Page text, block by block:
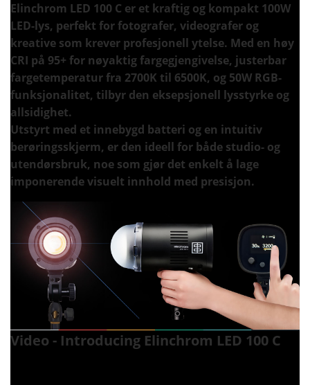
Elinchrom LED 100 C er et kraftig og kompakt 100W
LED-lys, perfekt for fotografer, videografer og
kreative som krever profesjonell ytelse. Med en høy
CRI på 95+ for nøyaktig fargegjengivelse, justerbar
fargetemperatur fra 2700K til 6500K, og 50W RGB-
funksjonalitet, tilbyr den eksepsjonell lysstyrke og
allsidighet.
Utstyrt med et innebygd batteri og en intuitiv
berøringsskjerm, er den ideell for både studio- og
utendørsbruk, noe som gjør det enkelt å lage
imponerende visuelt innhold med presisjon.
Video - Introducing Elinchrom LED 100 C